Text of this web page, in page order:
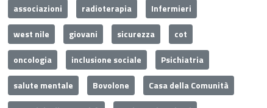
associazioni
radioterapia
Infermieri
west nile
giovani sicurezza
cot
oncologia
inclusione sociale
Psichiatria
salute mentale
Bovolone
Casa della Comunità